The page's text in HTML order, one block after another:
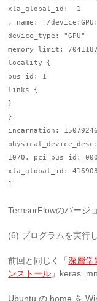
xla_global_id: -1
, name: "/
device_type: "GPU"
memory_limit:
locality {
bus_id: 1
links {
}
}
incarnation:
1070, pci bus id:
xla_global_id:
]
TernsorFlowのバージ
(6) プログラムを実行
前回と同じく「深層
ンストール 」
Ubuntu の home を